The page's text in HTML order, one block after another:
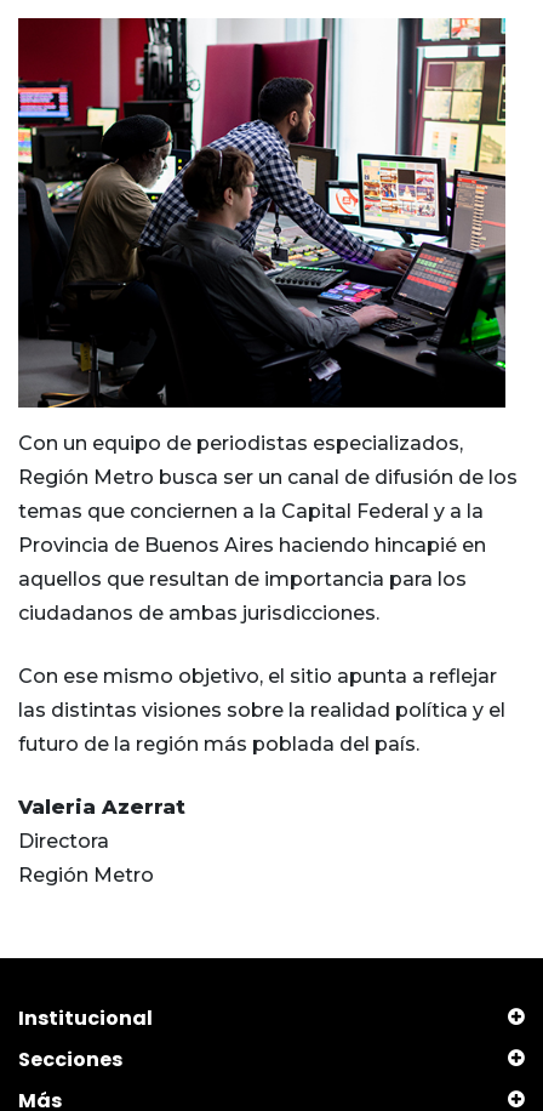
Con un equipo de periodistas especializados,
Región Metro busca ser un canal de difusión de los
temas que conciernen a la Capital Federal y a la
Provincia de Buenos Aires haciendo hincapié en
aquellos que resultan de importancia para los
ciudadanos de ambas jurisdicciones.
Con ese mismo objetivo, el sitio apunta a reflejar
las distintas visiones sobre la realidad política y el
futuro de la región más poblada del país.
Valeria Azerrat
Directora
Región Metro
Institucional
Secciones
Más